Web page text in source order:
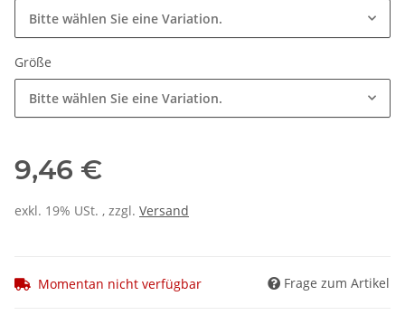
Bitte wählen Sie eine Variation.
Größe
Bitte wählen Sie eine Variation.
9,46 €
exkl. 19% USt. , zzgl. Versand
Momentan nicht verfügbar Frage zum Artikel